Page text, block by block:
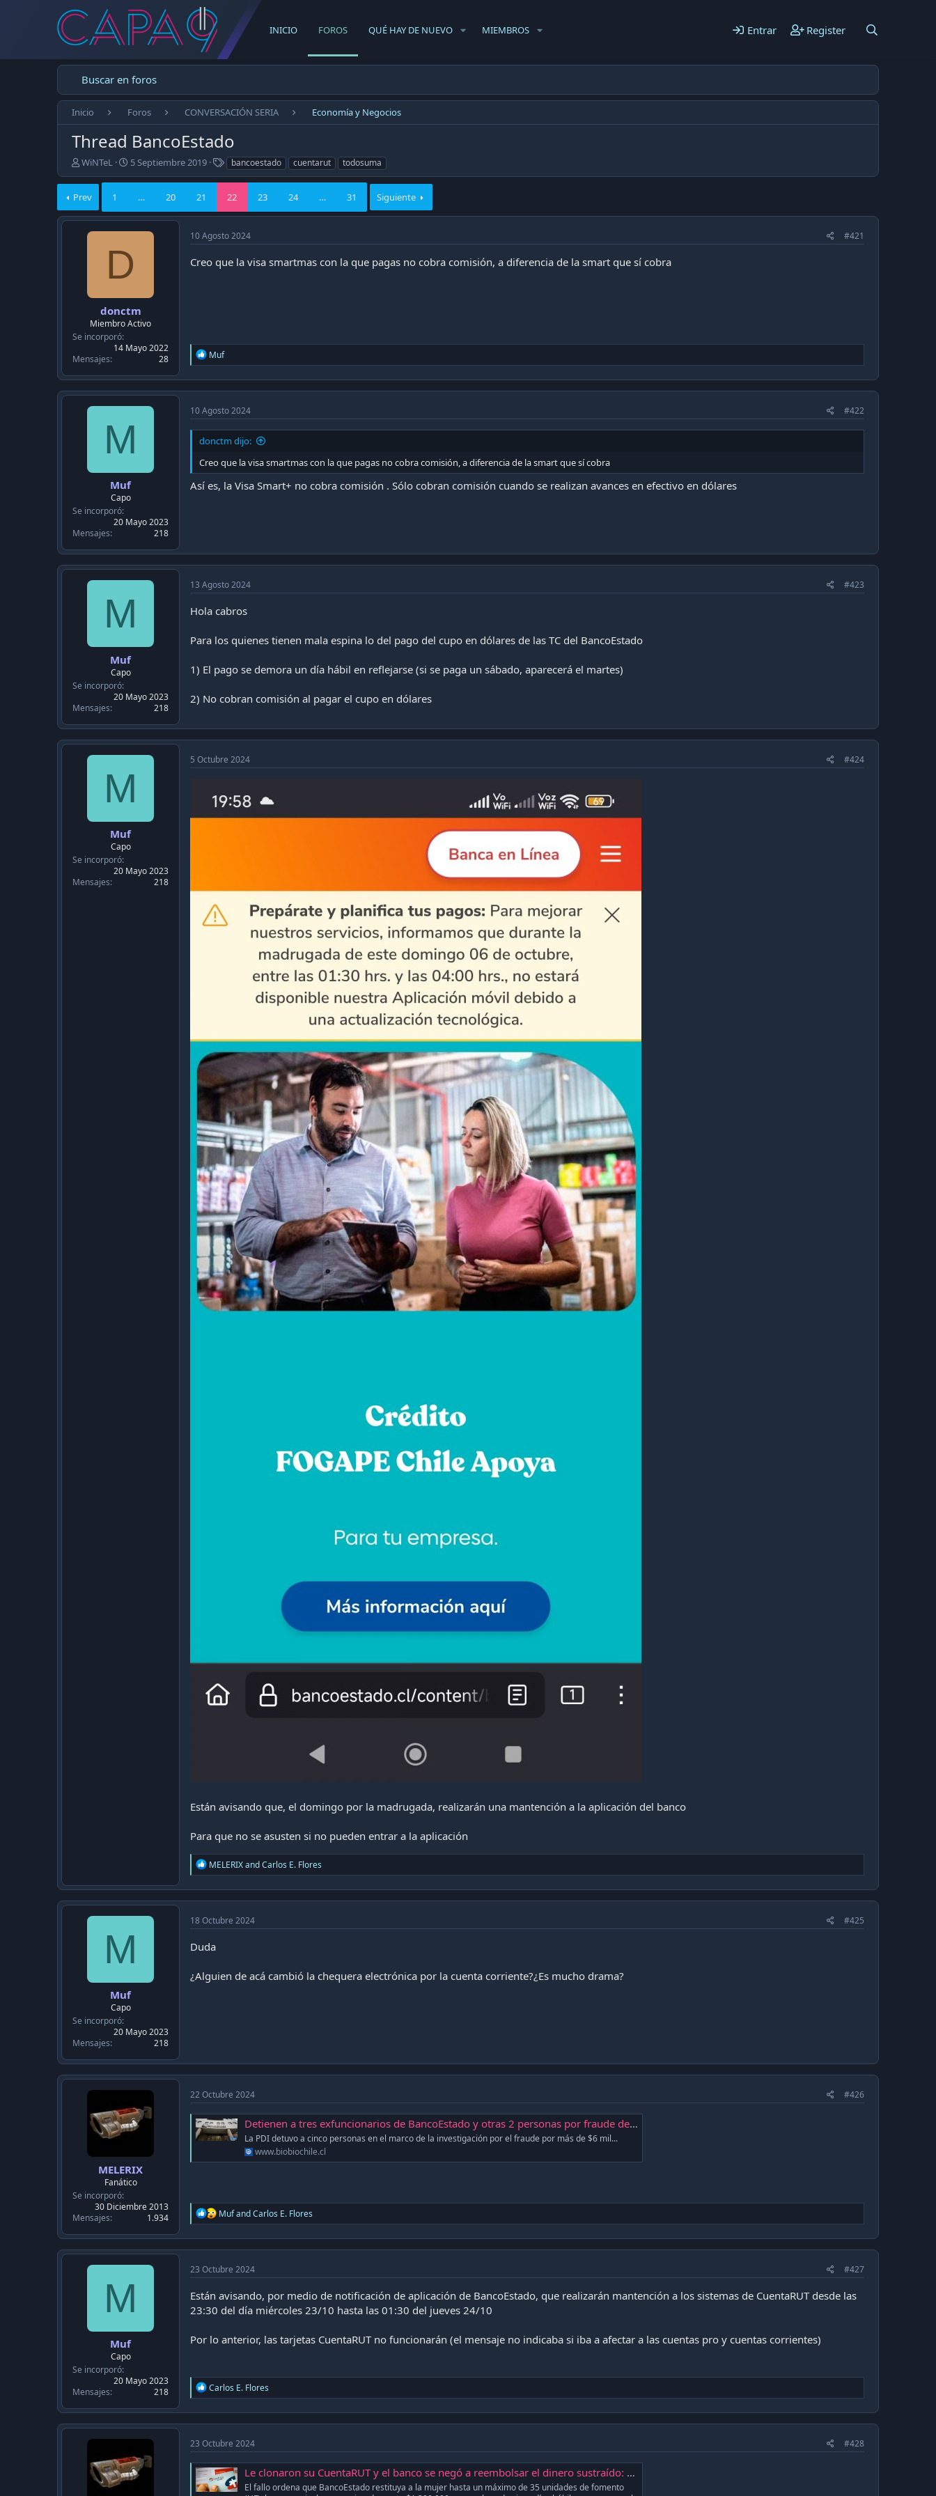
INICIO FOROS QUÉ HAY DE NUEVO MIEMBROS Entrar Register
Buscar en foros
Inicio Foros CONVERSACIÓN SERIA Economía y Negocios
Thread BancoEstado
E
m
p
e
z
ó
WiNTeL
F
e
c
a
d
u
b
i
c
a
i
n
5 Septiembre 2019
T
a
g
s
bancoestado cuentarut todosuma
Prev 1 … 20 21 22 23 24 … 31 Siguiente
D
donctm
Miembro Activo
Se incorporó
14 Mayo 2022
Mensajes
28
10 Agosto 2024 #421
Creo que la visa smartmas con la que pagas no cobra comisión, a diferencia de la smart que sí cobra
R
e
i
o
n
s
Muf
M
Muf
Capo
Se incorporó
20 Mayo 2023
Mensajes
218
10 Agosto 2024 #422
donctm dijo:
Creo que la visa smartmas con la que pagas no cobra comisión, a diferencia de la smart que sí cobra
Así es, la Visa Smart+ no cobra comisión . Sólo cobran comisión cuando se realizan avances en efectivo en dólares
M
Muf
Capo
Se incorporó
20 Mayo 2023
Mensajes
218
13 Agosto 2024 #423
Hola cabros
Para los quienes tienen mala espina lo del pago del cupo en dólares de las TC del BancoEstado
1) El pago se demora un día hábil en reflejarse (si se paga un sábado, aparecerá el martes)
2) No cobran comisión al pagar el cupo en dólares
M
Muf
Capo
Se incorporó
20 Mayo 2023
Mensajes
218
5 Octubre 2024 #424
Están avisando que, el domingo por la madrugada, realizarán una mantención a la aplicación del banco
Para que no se asusten si no pueden entrar a la aplicación
R
e
i
o
n
s
MELERIXandCarlos E. Flores
M
Muf
Capo
Se incorporó
20 Mayo 2023
Mensajes
218
18 Octubre 2024 #425
Duda
¿Alguien de acá cambió la chequera electrónica por la cuenta corriente?¿Es mucho drama?
MELERIX
Fanático
Se incorporó
30 Diciembre 2013
Mensajes
1.934
22 Octubre 2024 #426
Detienen a tres exfuncionarios de BancoEstado y otras 2 personas por fraude de más de $6 mil millones
La PDI detuvo a cinco personas en el marco de la investigación por el fraude por más de $6 mil...
www.biobiochile.cl
R
e
i
o
s
MufandCarlos E. Flores
M
Muf
Capo
Se incorporó
20 Mayo 2023
Mensajes
218
23 Octubre 2024 #427
Están avisando, por medio de notificación de aplicación de BancoEstado, que realizarán mantención a los sistemas de CuentaRUT desde las
23:30 del día miércoles 23/10 hasta las 01:30 del jueves 24/10
Por lo anterior, las tarjetas CuentaRUT no funcionarán (el mensaje no indicaba si iba a afectar a las cuentas pro y cuentas corrientes)
R
e
i
o
n
s
:
Carlos E. Flores
23 Octubre 2024 #428
Le clonaron su CuentaRUT y el banco se negó a reembolsar el dinero sustraído: corte ordenó reembolso
El fallo ordena que BancoEstado restituya a la mujer hasta un máximo de 35 unidades de fomento